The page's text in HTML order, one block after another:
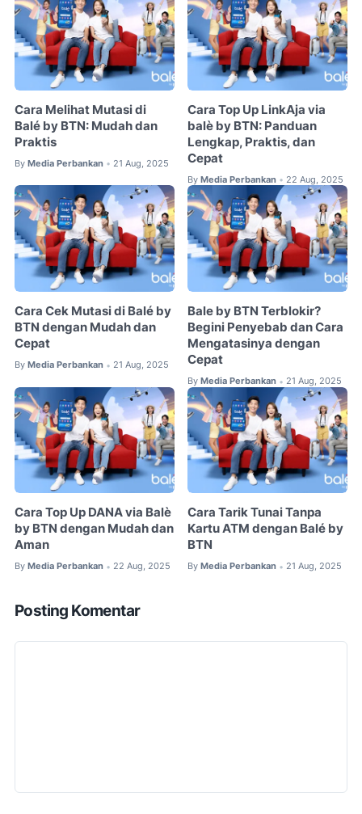
Cara Melihat Mutasi di
Balé by BTN: Mudah dan
Praktis
By Media Perbankan • 21 Aug, 2025
Cara Top Up LinkAja via
balè by BTN: Panduan
Lengkap, Praktis, dan
Cepat
By Media Perbankan • 22 Aug, 2025
Cara Cek Mutasi di Balé by
BTN dengan Mudah dan
Cepat
By Media Perbankan • 21 Aug, 2025
Bale by BTN Terblokir?
Begini Penyebab dan Cara
Mengatasinya dengan
Cepat
By Media Perbankan • 21 Aug, 2025
Cara Top Up DANA via Balè
by BTN dengan Mudah dan
Aman
By Media Perbankan • 22 Aug, 2025
Cara Tarik Tunai Tanpa
Kartu ATM dengan Balé by
BTN
By Media Perbankan • 21 Aug, 2025
Posting Komentar